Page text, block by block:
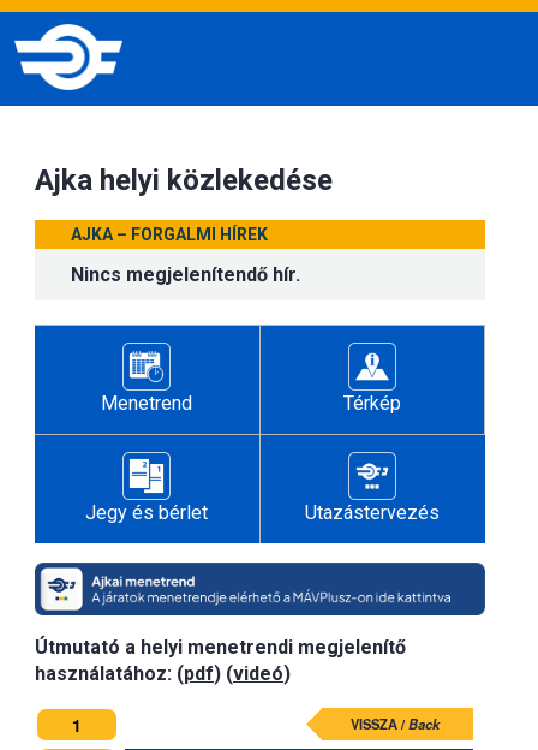
Ajka helyi közlekedése
AJKA – FORGALMI HÍREK
Nincs megjelenítendő hír.
Menetrend Térkép
Jegy és bérlet Utazástervezés
Útmutató a helyi menetrendi megjelenítő
használatához: (pdf) (videó)
1 VISSZA /Back